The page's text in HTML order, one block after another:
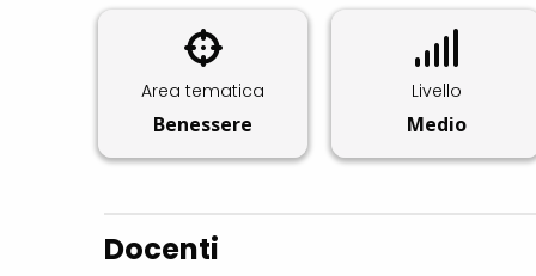
Area tematica
Benessere
Livello
Medio
Docenti